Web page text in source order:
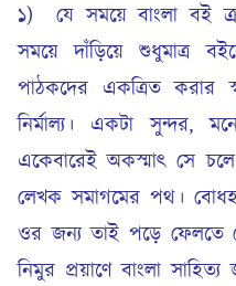
১) যে সময়ে বাংলা বই
সময়ে দাঁড়িয়ে শুধুমাত্র
পাঠকদের একত্রিত করার
নির্মাল্য। একটা সুন্দর,
একেবারেই অকস্মাৎ সে
লেখক সমাগমের পথ।
ওর জন্য তাই পড়ে ফেলতে
নিমুর প্রয়াণে বাংলা